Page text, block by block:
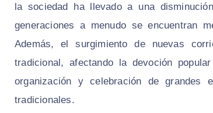
la sociedad ha llevado a una
generaciones a menudo se encuentran
Además, el surgimiento de nuevas
tradicional, afectando la devoción
organización y celebración de grandes
tradicionales.